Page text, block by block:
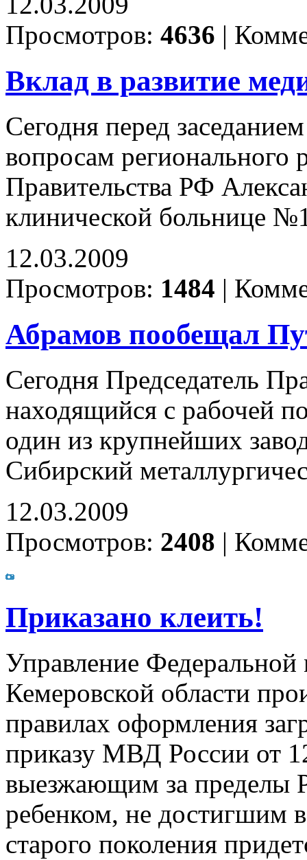
Просмотров: 4636 |
Вклад в развитие
Сегодня перед
вопросам регионального
Правительства РФ
клинической больнице
12.03.2009
Просмотров: 1484 |
Абрамов пообещал
Сегодня Председатель
находящийся с рабочей
один из крупнейших
Сибирский
12.03.2009
Просмотров: 2408 |
Приказано клеить!
Управление
Кемеровской области
правилах оформления
приказу МВД России от
выезжающим за пределы
ребенком, не достигшим
старого поколения